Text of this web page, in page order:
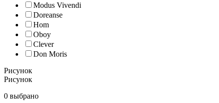
Modus Vivendi
Doreanse
Hom
Oboy
Clever
Don Moris
Рисунок
Рисунок
0 выбрано